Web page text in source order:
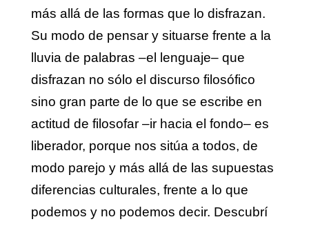
más allá de las formas que lo disfrazan.
Su modo de pensar y situarse frente a la
lluvia de palabras –el lenguaje– que
disfrazan no sólo el discurso filosófico
sino gran parte de lo que se escribe en
actitud de filosofar –ir hacia el fondo– es
liberador, porque nos sitúa a todos, de
modo parejo y más allá de las supuestas
diferencias culturales, frente a lo que
podemos y no podemos decir. Descubrí